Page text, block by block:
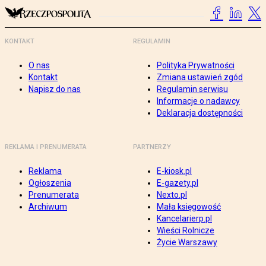
KONTAKT
O nas
Kontakt
Napisz do nas
REGULAMIN
Polityka Prywatności
Zmiana ustawień zgód
Regulamin serwisu
Informacje o nadawcy
Deklaracja dostępności
REKLAMA I PRENUMERATA
Reklama
Ogłoszenia
Prenumerata
Archiwum
PARTNERZY
E-kiosk.pl
E-gazety.pl
Nexto.pl
Mała księgowość
Kancelarierp.pl
Wieści Rolnicze
Życie Warszawy